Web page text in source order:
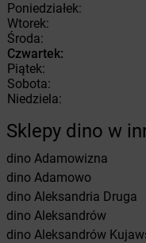
Poniedziałek:
Wtorek:
Środa:
Czwartek:
Piątek:
Sobota:
Niedziela:
Sklepy dino w
dino Adamowizna
dino Adamowo
dino Aleksandria Druga
dino Aleksandrów
dino Aleksandrów